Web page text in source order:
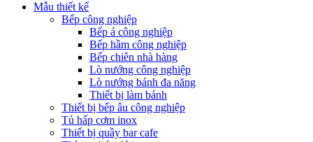
Mẫu thiết kế
Bếp công nghiệp
Bếp á công nghiệp
Bếp hầm công nghiệp
Bếp chiên nhà hàng
Lò nướng công nghiệp
Lò nướng bánh đa năng
Thiết bị làm bánh
Thiết bị bếp âu công nghiệp
Tủ hấp cơm inox
Thiết bị quầy bar cafe